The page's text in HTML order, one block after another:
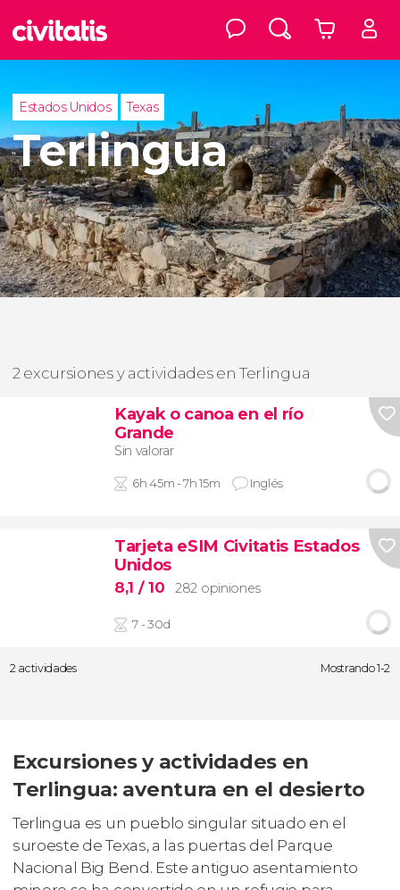
Estados Unidos Texas
Terlingua
2 excursiones y actividades en Terlingua
Kayak o canoa en el río
Grande
Sin valorar
6h 45m - 7h 15m Inglés
Tarjeta eSIM Civitatis Estados
Unidos
8,1 / 10 282 opiniones
7 - 30d
2 actividades Mostrando 1-2
Excursiones y actividades en
Terlingua: aventura en el desierto
Terlingua es un pueblo singular situado en el
suroeste de Texas, a las puertas del Parque
Nacional Big Bend. Este antiguo asentamiento